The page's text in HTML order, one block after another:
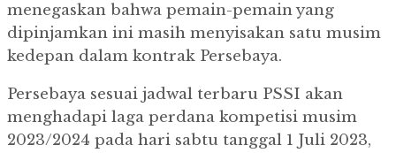
menegaskan bahwa pemain-pemain yang
dipinjamkan ini masih menyisakan satu musim
kedepan dalam kontrak Persebaya.
Persebaya sesuai jadwal terbaru PSSI akan
menghadapi laga perdana kompetisi musim
2023/2024 pada hari sabtu tanggal 1 Juli 2023,